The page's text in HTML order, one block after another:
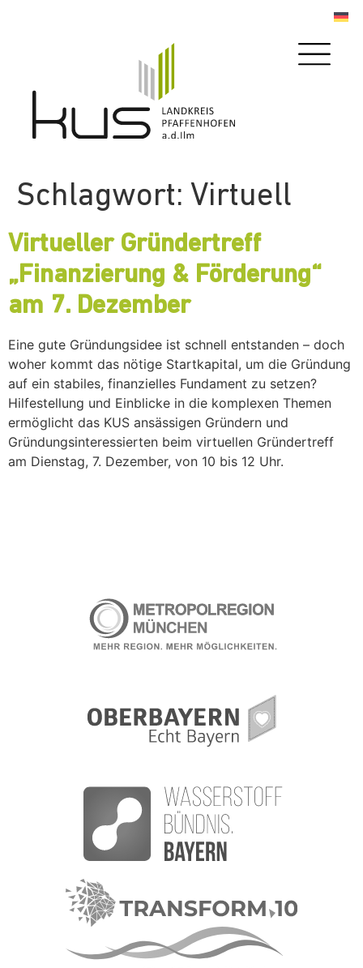
Schlagwort: Virtuell
Virtueller Gründertreff
„Finanzierung & Förderung“
am 7. Dezember
Eine gute Gründungsidee ist schnell entstanden – doch
woher kommt das nötige Startkapital, um die Gründung
auf ein stabiles, finanzielles Fundament zu setzen?
Hilfestellung und Einblicke in die komplexen Themen
ermöglicht das KUS ansässigen Gründern und
Gründungsinteressierten beim virtuellen Gründertreff
am Dienstag, 7. Dezember, von 10 bis 12 Uhr.